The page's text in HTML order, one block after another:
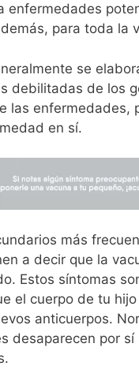
enfermedades
para toda la
se
debilitadas de los
las enfermedades,
en sí.
más
a decir que la
Estos síntomas
el cuerpo de tu
anticuerpos.
desaparecen por sí